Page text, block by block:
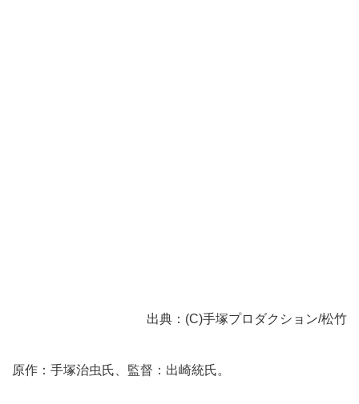
出典：(C)手塚プロダクション/松竹
原作：手塚治虫氏、監督：出崎統氏。